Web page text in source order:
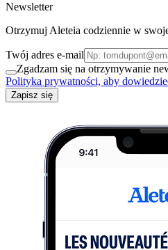
Newsletter
Otrzymuj Aleteia codziennie w
Twój adres e-mail
Zgadzam się na otrzymywanie
Polityka prywatności, aby
Zapisz się